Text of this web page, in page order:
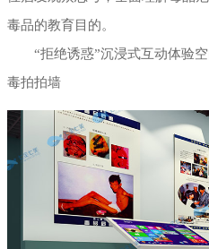
毒品的教育目的。
“拒绝诱惑”沉浸式互动体验
毒拍拍墙